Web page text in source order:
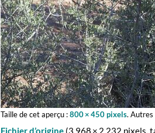
Taille de cet aperçu :800 × 450 pixels.Autres